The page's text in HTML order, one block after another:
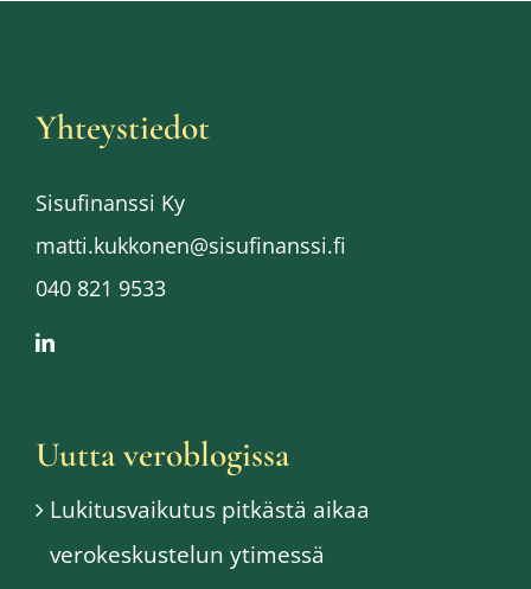
Yhteystiedot
Sisufinanssi Ky
matti.kukkonen@sisufinanssi.fi
040 821 9533
Uutta veroblogissa
Lukitusvaikutus pitkästä aikaa
verokeskustelun ytimessä